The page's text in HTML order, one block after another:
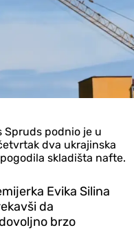
Spruds podnio je u
dva ukrajinska
skladišta nafte.
Evika Silina
da
brzo